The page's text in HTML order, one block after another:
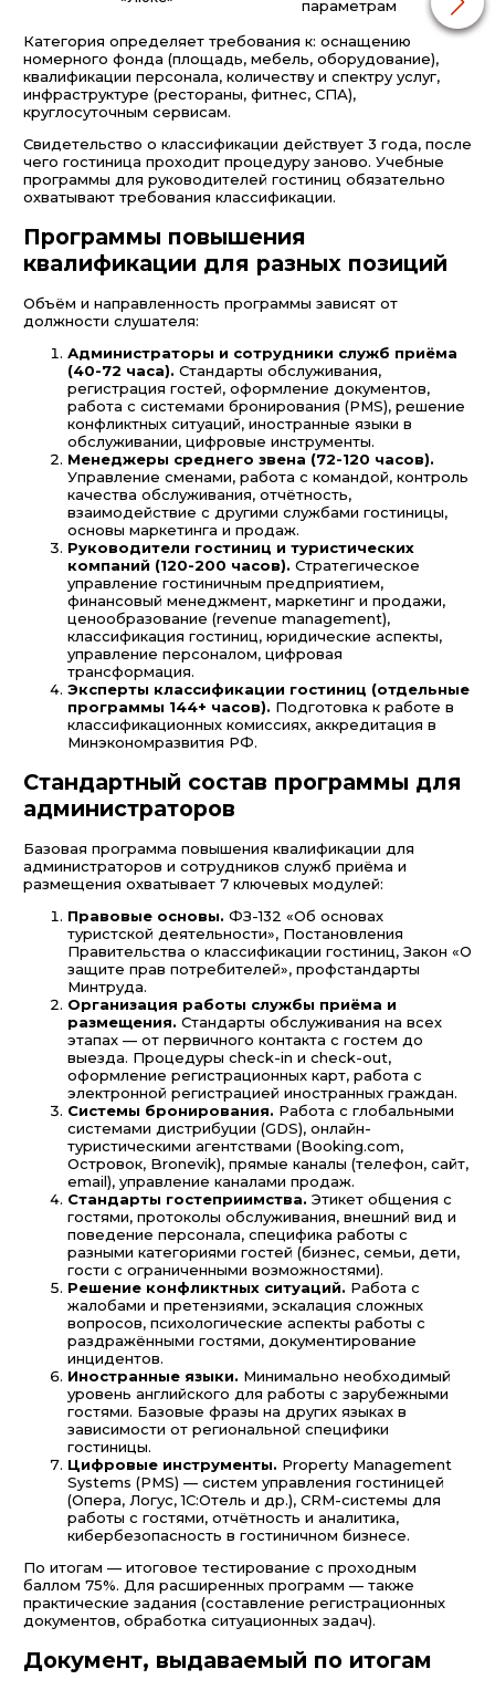
параметрам
Категория определяет требования к: оснащению
номерного фонда (площадь, мебель, оборудование),
квалификации персонала, количеству и спектру услуг,
инфраструктуре (рестораны, фитнес, СПА),
круглосуточным сервисам.
Свидетельство о классификации действует 3 года, после
чего гостиница проходит процедуру заново. Учебные
программы для руководителей гостиниц обязательно
охватывают требования классификации.
Программы повышения
квалификации для разных позиций
Объём и направленность программы зависят от
должности слушателя:
Администраторы и сотрудники служб приёма
(40-72 часа). Стандарты обслуживания,
регистрация гостей, оформление документов,
работа с системами бронирования (PMS), решение
конфликтных ситуаций, иностранные языки в
обслуживании, цифровые инструменты.
Менеджеры среднего звена (72-120 часов).
Управление сменами, работа с командой, контроль
качества обслуживания, отчётность,
взаимодействие с другими службами гостиницы,
основы маркетинга и продаж.
Руководители гостиниц и туристических
компаний (120-200 часов). Стратегическое
управление гостиничным предприятием,
финансовый менеджмент, маркетинг и продажи,
ценообразование (revenue management),
классификация гостиниц, юридические аспекты,
управление персоналом, цифровая
трансформация.
Эксперты классификации гостиниц (отдельные
программы 144+ часов). Подготовка к работе в
классификационных комиссиях, аккредитация в
Минэкономразвития РФ.
Стандартный состав программы для
администраторов
Базовая программа повышения квалификации для
администраторов и сотрудников служб приёма и
размещения охватывает 7 ключевых модулей:
Правовые основы. ФЗ-132 «Об основах
туристской деятельности», Постановления
Правительства о классификации гостиниц, Закон «О
защите прав потребителей», профстандарты
Минтруда.
Организация работы службы приёма и
размещения. Стандарты обслуживания на всех
этапах — от первичного контакта с гостем до
выезда. Процедуры check-in и check-out,
оформление регистрационных карт, работа с
электронной регистрацией иностранных граждан.
Системы бронирования. Работа с глобальными
системами дистрибуции (GDS), онлайн-
туристическими агентствами (Booking.com,
Островок, Bronevik), прямые каналы (телефон, сайт,
email), управление каналами продаж.
Стандарты гостеприимства. Этикет общения с
гостями, протоколы обслуживания, внешний вид и
поведение персонала, специфика работы с
разными категориями гостей (бизнес, семьи, дети,
гости с ограниченными возможностями).
Решение конфликтных ситуаций. Работа с
жалобами и претензиями, эскалация сложных
вопросов, психологические аспекты работы с
раздражёнными гостями, документирование
инцидентов.
Иностранные языки. Минимально необходимый
уровень английского для работы с зарубежными
гостями. Базовые фразы на других языках в
зависимости от региональной специфики
гостиницы.
Цифровые инструменты. Property Management
Systems (PMS) — систем управления гостиницей
(Опера, Логус, 1С:Отель и др.), CRM-системы для
работы с гостями, отчётность и аналитика,
кибербезопасность в гостиничном бизнесе.
По итогам — итоговое тестирование с проходным
баллом 75%. Для расширенных программ — также
практические задания (составление регистрационных
документов, обработка ситуационных задач).
Документ, выдаваемый по итогам